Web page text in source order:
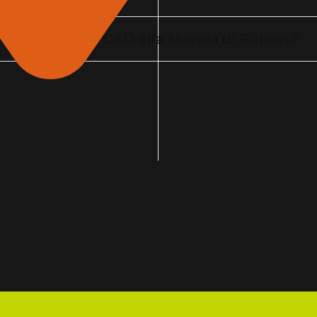
di Roma B-CAD alla Nuvola di Fuksas?